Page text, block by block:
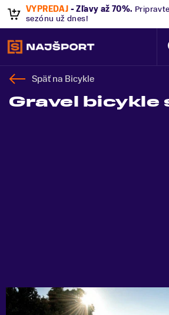
VÝPREDAJ - Zľavy až 70%.
sezónu už dnes!
Späť na Bicykle
Gravel bicykle